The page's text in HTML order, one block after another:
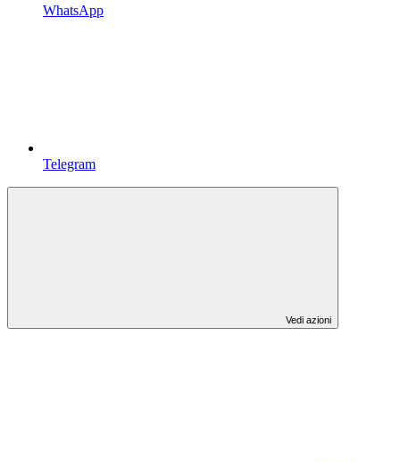
WhatsApp
Telegram
Vedi azioni